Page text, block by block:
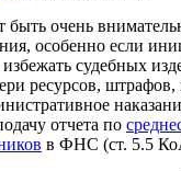
быть очень
особенно если
судебных
ресурсов, штрафов,
отчета по
в ФНС (ст. 5.5